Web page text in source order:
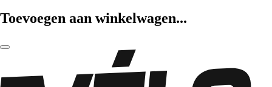
Toevoegen aan winkelwagen...